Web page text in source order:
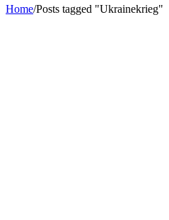
Home/Posts tagged "Ukrainekrieg"